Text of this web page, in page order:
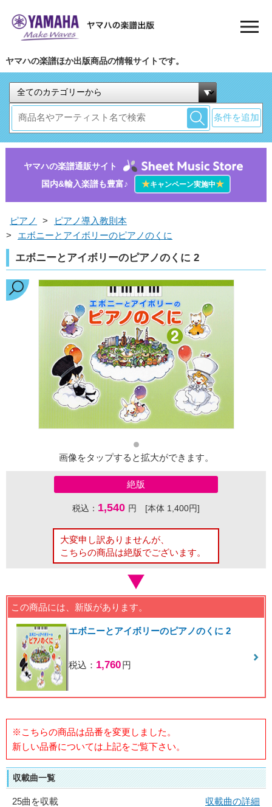
ヤマハの楽譜ほか出版商品の情報サイトです。
条件を追加
ヤマハの楽譜通販サイト
国内&輸入楽譜も豊富♪
★キャンペーン実施中★
ピアノ >
ピアノ導入教則本
>
エボニーとアイボリーのピアノのくに
エボニーとアイボリーのピアノのくに 2
画像をタップすると拡大ができます。
絶版
税込： 1,540 円 [本体 1,400円]
大変申し訳ありませんが、
こちらの商品は絶版でございます。
この商品には、新版があります。
エボニーとアイボリーのピアノのくに 2
税込： 1,760円
※こちらの商品は品番を変更しました。
新しい品番については上記をご覧下さい。
収載曲一覧
25曲を収載
収載曲の詳細